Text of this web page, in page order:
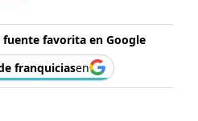
favorita en Google
franquiciasen